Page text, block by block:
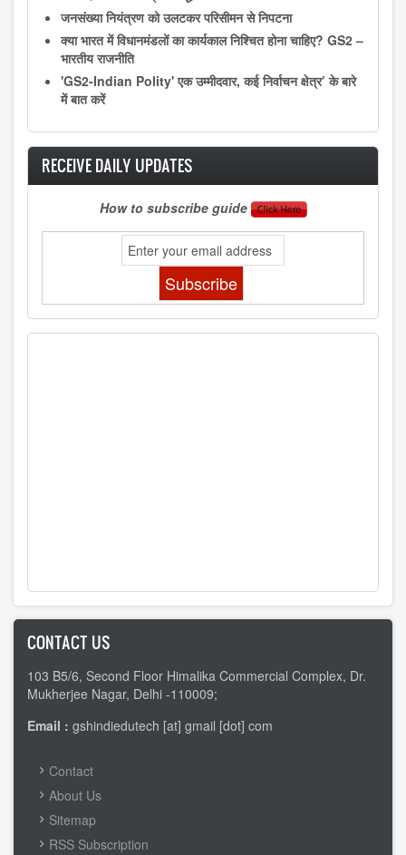
जनसंख्या नियंत्रण को उलटकर परिसीमन से निपटना
क्या भारत में विधानमंडलों का कार्यकाल निश्चित होना चाहिए? GS2 –
भारतीय राजनीति
'GS2-Indian Polity' एक उम्मीदवार, कई निर्वाचन क्षेत्र’ के बारे
में बात करें
RECEIVE DAILY UPDATES
How to subscribe guide
CONTACT US
103 B5/6, Second Floor Himalika Commercial Complex, Dr.
Mukherjee Nagar, Delhi -110009;
Email : gshindiedutech [at] gmail [dot] com
FOOTER
MENU
Contact
About Us
Sitemap
RSS Subscription